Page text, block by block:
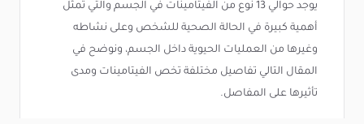
يوجد حوالي 13 نوع من الفيتامينات في الجسم والتي تمثل
أهمية كبيرة في الحالة الصحية للشخص وعلى نشاطه
وغيرها من العمليات الحيوية داخل الجسم، ونوضح في
المقال التالي تفاصيل مختلفة تخص الفيتامينات ومدى
تأثيرها على المفاصل.